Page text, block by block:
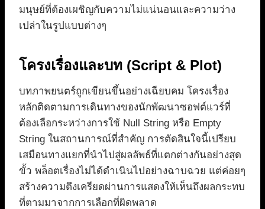
มนุษย์ที่ต้องเผชิญกับความไม่แน่นอนและความว่าง
เปล่าในรูปแบบต่างๆ
โครงเรื่องและบท (Script & Plot)
บทภาพยนตร์ถูกเขียนขึ้นอย่างเฉียบคม โครงเรื่อง
หลักติดตามการเดินทางของนักพัฒนาซอฟต์แวร์ที่
ต้องเลือกระหว่างการใช้ Null String หรือ Empty
String ในสถานการณ์ที่สำคัญ การตัดสินใจนี้เปรียบ
เสมือนทางแยกที่นำไปสู่ผลลัพธ์ที่แตกต่างกันอย่างสุด
ขั้ว พล็อตเรื่องไม่ได้ดำเนินไปอย่างฉาบฉวย แต่ค่อยๆ
สร้างความตึงเครียดผ่านการแสดงให้เห็นถึงผลกระทบ
ที่ตามมาจากการเลือกที่ผิดพลาด